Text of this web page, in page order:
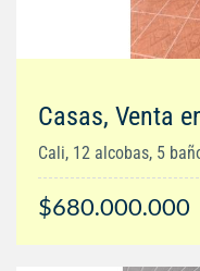
Casas, Venta
Cali, 12 alcobas, 5
$680.000.000